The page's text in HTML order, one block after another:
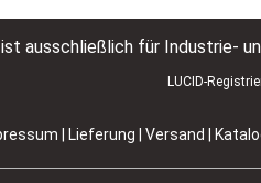
ausschließlich für Industrie-
LUCID-
Lieferung | Versand